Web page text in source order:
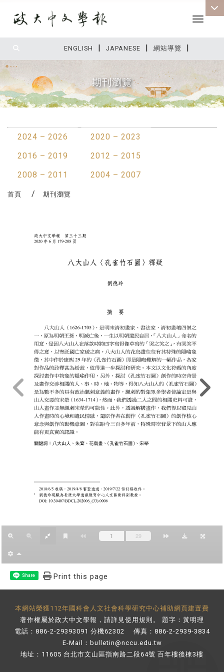
ENGLISH | JAPANESE | 網站導覽 |
Toggle
期刊瀏覽
2024 – 2026
2020 – 2023
2016 – 2019
2012 – 2015
2008 – 2011
2004 – 2007
首頁 期刊瀏覽
Share Print this page
本網站榮獲112年國科會人文社會科學研究中心補助網頁建置費
著作權屬於政大中文學報，請詳見使用規則 。 題字：黃明理
電話：886-2-29393091 分機62302 傳真：886-2-2939-3834
E-Mail： bulletin@nccu.edu.tw
地址：11605 台北市文山區指南路二段64號 百年樓後棟3樓